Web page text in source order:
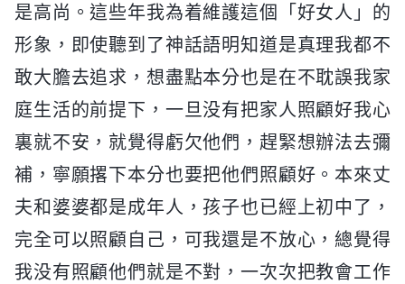
是高尚。這些年我為着維護這個「好女人」的
形象，即使聽到了神話語明知道是真理我都不
敢大膽去追求，想盡點本分也是在不耽誤我家
庭生活的前提下，一旦没有把家人照顧好我心
裏就不安，就覺得虧欠他們，趕緊想辦法去彌
補，寧願撂下本分也要把他們照顧好。本來丈
夫和婆婆都是成年人，孩子也已經上初中了，
完全可以照顧自己，可我還是不放心，總覺得
我没有照顧他們就是不對，一次次把教會工作